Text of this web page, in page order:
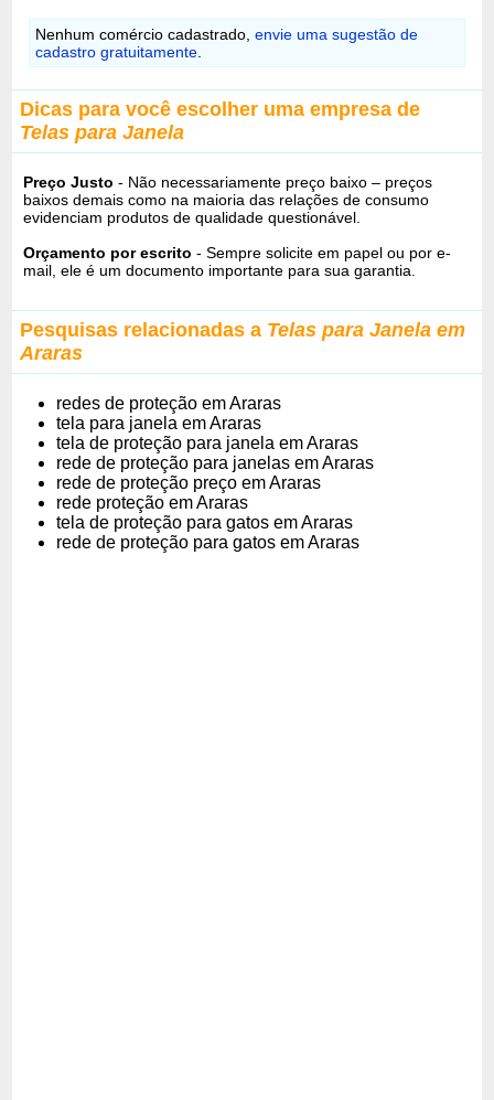
Nenhum comércio cadastrado,envie uma sugestão de
cadastro gratuitamente
Dicas para você escolher uma empresa de
Telas para Janela
Preço Justo - Não necessariamente preço baixo – preços
baixos demais como na maioria das relações de consumo
evidenciam produtos de qualidade questionável.
Orçamento por escrito - Sempre solicite em papel ou por e-
mail, ele é um documento importante para sua garantia.
Pesquisas relacionadas a Telas para Janela em
Araras
redes de proteção em Araras
tela para janela em Araras
tela de proteção para janela em Araras
rede de proteção para janelas em Araras
rede de proteção preço em Araras
rede proteção em Araras
tela de proteção para gatos em Araras
rede de proteção para gatos em Araras